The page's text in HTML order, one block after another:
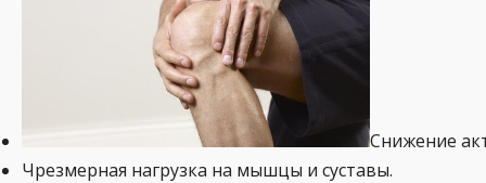
Снижение
Чрезмерная нагрузка на мышцы и суставы.